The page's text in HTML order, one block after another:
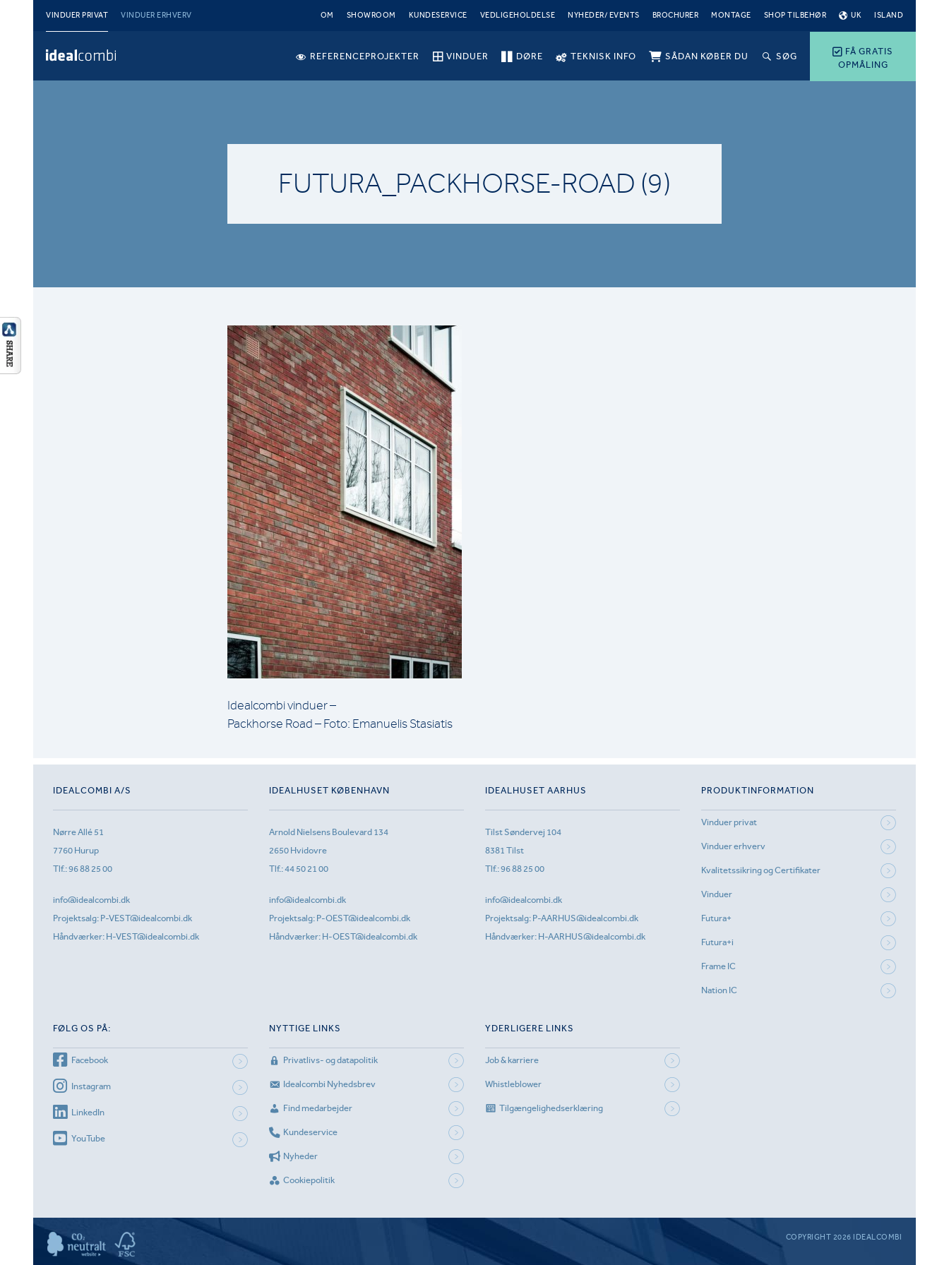
VINDUER PRIVAT VINDUER ERHVERV OM SHOWROOM KUNDESERVICE VEDLIGEHOLDELSE NYHEDER/ EVENTS BROCHURER MONTAGE SHOP TILBEHØR UK ISLAND
FÅ GRATIS
OPMÅLING
REFERENCEPROJEKTER VINDUER DØRE TEKNISK INFO SÅDAN KØBER DU SØG
FUTURA_PACKHORSE-ROAD (9)
Idealcombi vinduer –
Packhorse Road – Foto: Emanuelis Stasiatis
IDEALCOMBI A/S
Nørre Allé 51
7760 Hurup
Tlf.:96 88 25 00
info@idealcombi.dk
Projektsalg: P-VEST@idealcombi.dk
Håndværker: H-VEST@idealcombi.dk
IDEALHUSET KØBENHAVN
Arnold Nielsens Boulevard 134
2650 Hvidovre
Tlf.:44 50 21 00
info@idealcombi.dk
Projektsalg: P-OEST@idealcombi.dk
Håndværker: H-OEST@idealcombi.dk
IDEALHUSET AARHUS
Tilst Søndervej 104
8381 Tilst
Tlf.:96 88 25 00
info@idealcombi.dk
Projektsalg: P-AARHUS@idealcombi.dk
Håndværker: H-AARHUS@idealcombi.dk
PRODUKTINFORMATION
Vinduer privat
Vinduer erhverv
Kvalitetssikring og Certifikater
Vinduer
Futura+
Futura+i
Frame IC
Nation IC
FØLG OS PÅ:
Facebook
Instagram
LinkedIn
YouTube
NYTTIGE LINKS
Privatlivs- og datapolitik
Idealcombi Nyhedsbrev
Find medarbejder
Kundeservice
Nyheder
Cookiepolitik
YDERLIGERE LINKS
Job & karriere
Whistleblower
Tilgængelighedserklæring
COPYRIGHT 2026 IDEALCOMBI